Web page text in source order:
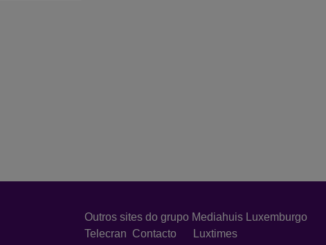
Outros sites do grupo Mediahuis Luxemburgo
Telecran Contacto
Luxtimes